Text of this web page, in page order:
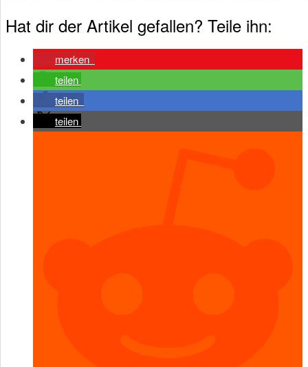
Hat dir der Artikel gefallen? Teile ihn:
merken
teilen
teilen
teilen